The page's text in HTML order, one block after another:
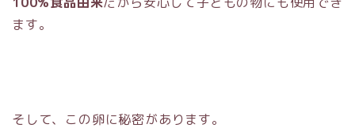
ます。
そして、この卵に秘密があります。